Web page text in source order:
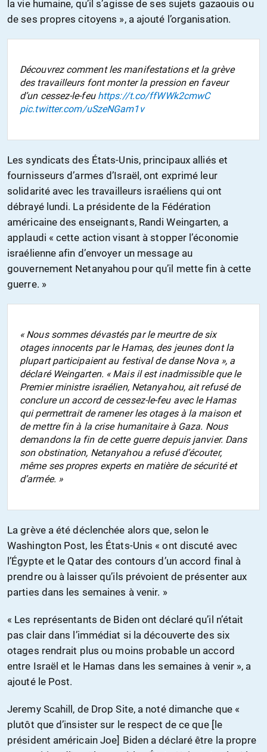
la vie humaine, qu’il s’agisse de ses sujets gazaouis ou
de ses propres citoyens », a ajouté l’organisation.
Découvrez comment les manifestations et la grève
des travailleurs font monter la pression en faveur
d’un cessez-le-feu https://t.co/ffWWk2cmwC
pic.twitter.com/uSzeNGam1v
Les syndicats des États-Unis, principaux alliés et
fournisseurs d’armes d’Israël, ont exprimé leur
solidarité avec les travailleurs israéliens qui ont
débrayé lundi. La présidente de la Fédération
américaine des enseignants, Randi Weingarten, a
applaudi « cette action visant à stopper l’économie
israélienne afin d’envoyer un message au
gouvernement Netanyahou pour qu’il mette fin à cette
guerre. »
« Nous sommes dévastés par le meurtre de six
otages innocents par le Hamas, des jeunes dont la
plupart participaient au festival de danse Nova », a
déclaré Weingarten. « Mais il est inadmissible que le
Premier ministre israélien, Netanyahou, ait refusé de
conclure un accord de cessez-le-feu avec le Hamas
qui permettrait de ramener les otages à la maison et
de mettre fin à la crise humanitaire à Gaza. Nous
demandons la fin de cette guerre depuis janvier. Dans
son obstination, Netanyahou a refusé d’écouter,
même ses propres experts en matière de sécurité et
d’armée. »
La grève a été déclenchée alors que, selon le
Washington Post, les États-Unis « ont discuté avec
l’Égypte et le Qatar des contours d’un accord final à
prendre ou à laisser qu’ils prévoient de présenter aux
parties dans les semaines à venir. »
« Les représentants de Biden ont déclaré qu’il n’était
pas clair dans l’immédiat si la découverte des six
otages rendrait plus ou moins probable un accord
entre Israël et le Hamas dans les semaines à venir », a
ajouté le Post.
Jeremy Scahill, de Drop Site, a noté dimanche que «
plutôt que d’insister sur le respect de ce que [le
président américain Joe] Biden a déclaré être la propre